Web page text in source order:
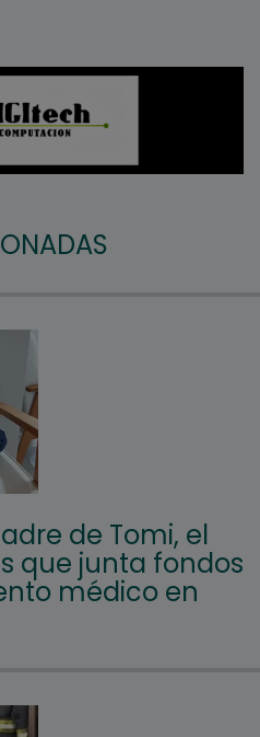
de Tomi, el
que junta fondos
médico en